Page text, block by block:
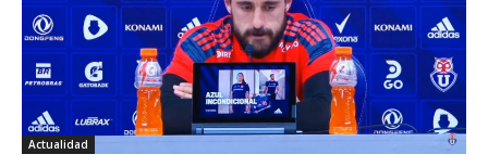
Actualidad